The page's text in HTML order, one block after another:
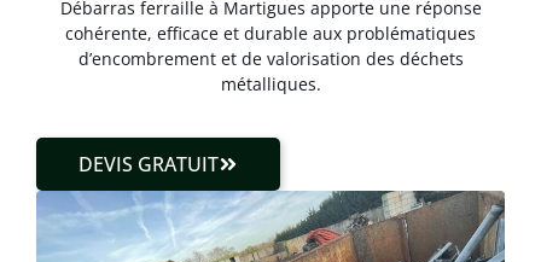
Débarras ferraille à Martigues apporte une réponse
cohérente, efficace et durable aux problématiques
d’encombrement et de valorisation des déchets
métalliques.
DEVIS GRATUIT